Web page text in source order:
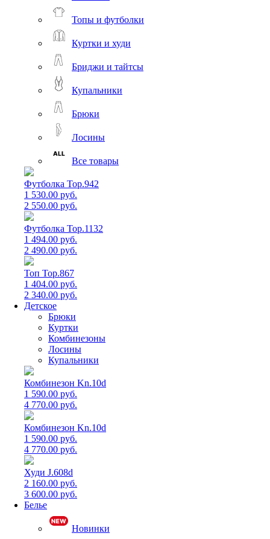
Топы и футболки
Куртки и худи
Бриджи и тайтсы
Купальники
Брюки
Лосины
Все товары
Футболка Top.942
1 530.00 руб.
2 550.00 руб.
Футболка Top.1132
1 494.00 руб.
2 490.00 руб.
Топ Top.867
1 404.00 руб.
2 340.00 руб.
Детское
Брюки
Куртки
Комбинезоны
Лосины
Купальники
Комбинезон Kn.10d
1 590.00 руб.
4 770.00 руб.
Комбинезон Kn.10d
1 590.00 руб.
4 770.00 руб.
Худи J.608d
2 160.00 руб.
3 600.00 руб.
Белье
Новинки